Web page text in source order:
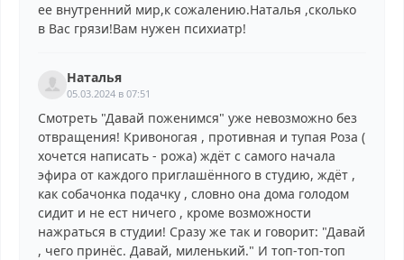
ее внутренний мир,к сожалению.Наталья ,сколько
в Вас грязи!Вам нужен психиатр!
Наталья
05.03.2024 в 07:51
Смотреть "Давай поженимся" уже невозможно без
отвращения! Кривоногая , противная и тупая Роза (
хочется написать - рожа) ждёт с самого начала
эфира от каждого приглашённого в студию, ждёт ,
как собачонка подачку , словно она дома голодом
сидит и не ест ничего , кроме возможности
нажраться в студии! Сразу же так и говорит: "Давай
, чего принёс. Давай, миленький." И топ-топ-топ